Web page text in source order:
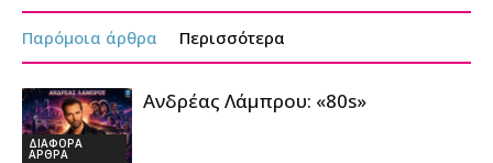
Παρόμοια άρθρα Περισσότερα
ΔΙΑΦΟΡΑ
ΑΡΘΡΑ
Ανδρέας Λάμπρου: «80s»